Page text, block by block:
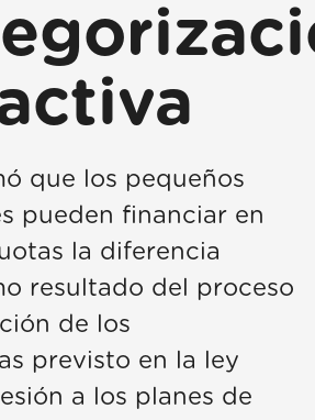
que los pequeños
pueden financiar en
la diferencia
resultado del proceso
de los
previsto en la ley
a los planes de